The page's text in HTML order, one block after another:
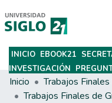
Subir
INICIO EBOOK21
INVESTIGACIÓN
Inicio
Trabajos Finales de